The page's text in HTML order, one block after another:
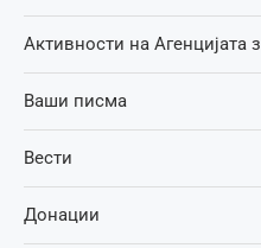
Активности на Агенцијата
Ваши писма
Вести
Донации